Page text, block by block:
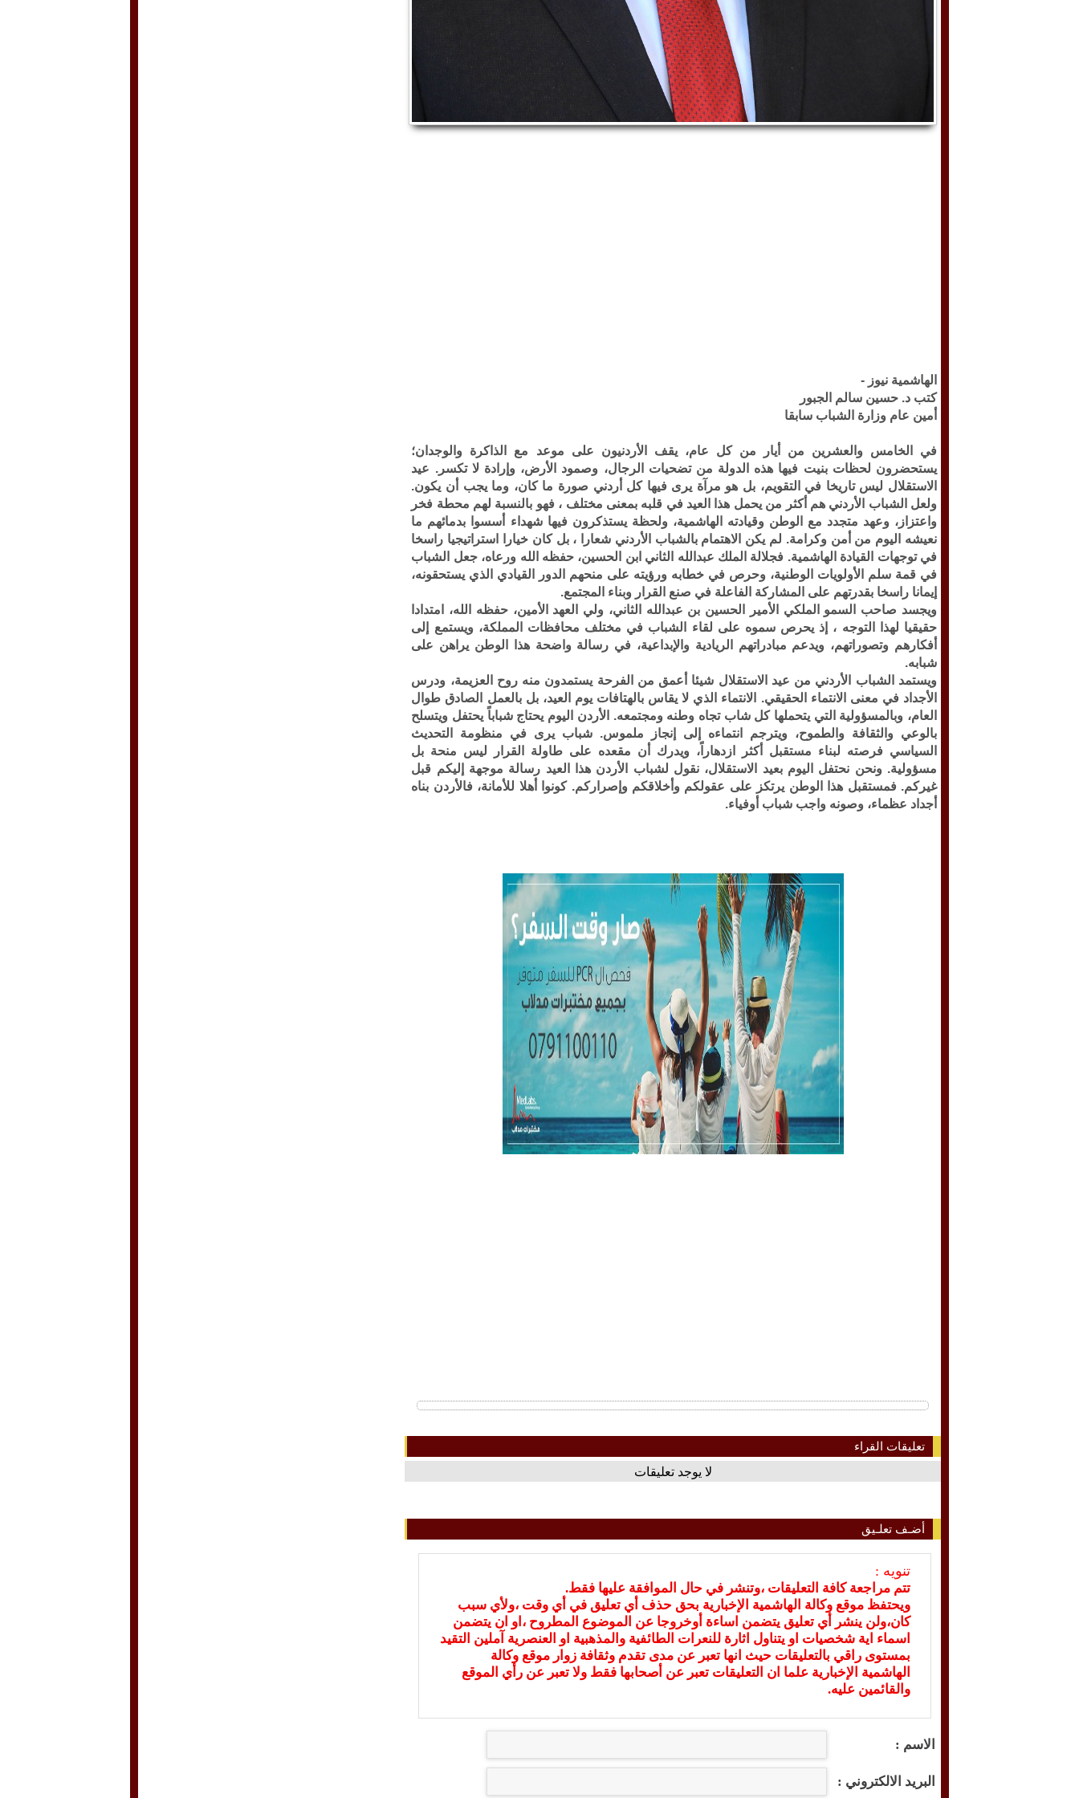
الهاشمية نيوز -
كتب د. حسين سالم الجبور
أمين عام وزارة الشباب سابقا
في الخامس والعشرين من أيار من كل عام، يقف الأردنيون على موعد مع الذاكرة والوجدان؛
يستحضرون لحظات بنيت فيها هذه الدولة من تضحيات الرجال، وصمود الأرض، وإرادة لا تكسر. عيد
الاستقلال ليس تاريخا في التقويم، بل هو مرآة يرى فيها كل أردني صورة ما كان، وما يجب أن يكون.
ولعل الشباب الأردني هم أكثر من يحمل هذا العيد في قلبه بمعنى مختلف ، فهو بالنسبة لهم محطة فخر
واعتزاز، وعهد متجدد مع الوطن وقيادته الهاشمية، ولحظة يستذكرون فيها شهداء أسسوا بدمائهم ما
نعيشه اليوم من أمن وكرامة. لم يكن الاهتمام بالشباب الأردني شعارا ، بل كان خيارا استراتيجيا راسخا
في توجهات القيادة الهاشمية. فجلالة الملك عبدالله الثاني ابن الحسين، حفظه الله ورعاه، جعل الشباب
في قمة سلم الأولويات الوطنية، وحرص في خطابه ورؤيته على منحهم الدور القيادي الذي يستحقونه،
إيمانا راسخا بقدرتهم على المشاركة الفاعلة في صنع القرار وبناء المجتمع.
ويجسد صاحب السمو الملكي الأمير الحسين بن عبدالله الثاني، ولي العهد الأمين، حفظه الله، امتدادا
حقيقيا لهذا التوجه ، إذ يحرص سموه على لقاء الشباب في مختلف محافظات المملكة، ويستمع إلى
أفكارهم وتصوراتهم، ويدعم مبادراتهم الريادية والإبداعية، في رسالة واضحة هذا الوطن يراهن على
شبابه.
ويستمد الشباب الأردني من عيد الاستقلال شيئا أعمق من الفرحة يستمدون منه روح العزيمة، ودرس
الأجداد في معنى الانتماء الحقيقي. الانتماء الذي لا يقاس بالهتافات يوم العيد، بل بالعمل الصادق طوال
العام، وبالمسؤولية التي يتحملها كل شاب تجاه وطنه ومجتمعه. الأردن اليوم يحتاج شباباً يحتفل ويتسلح
بالوعي والثقافة والطموح، ويترجم انتماءه إلى إنجاز ملموس. شباب يرى في منظومة التحديث
السياسي فرصته لبناء مستقبل أكثر ازدهاراً، ويدرك أن مقعده على طاولة القرار ليس منحة بل
مسؤولية. ونحن نحتفل اليوم بعيد الاستقلال، نقول لشباب الأردن هذا العيد رسالة موجهة إليكم قبل
غيركم. فمستقبل هذا الوطن يرتكز على عقولكم وأخلاقكم وإصراركم. كونوا أهلا للأمانة، فالأردن بناه
أجداد عظماء، وصونه واجب شباب أوفياء.
تعليقات القراء
لا يوجد تعليقات
أضـف تعلـيق
تنويه :
تتم مراجعة كافة التعليقات ،وتنشر في حال الموافقة عليها فقط.
ويحتفظ موقع وكالة الهاشمية الإخبارية بحق حذف أي تعليق في أي وقت ،ولأي سبب
كان،ولن ينشر أي تعليق يتضمن اساءة أوخروجا عن الموضوع المطروح ،او ان يتضمن
اسماء اية شخصيات او يتناول اثارة للنعرات الطائفية والمذهبية او العنصرية آملين التقيد
بمستوى راقي بالتعليقات حيث انها تعبر عن مدى تقدم وثقافة زوار موقع وكالة
الهاشمية الإخبارية علما ان التعليقات تعبر عن أصحابها فقط ولا تعبر عن رأي الموقع
والقائمين عليه.
الاسم :
البريد الالكتروني :